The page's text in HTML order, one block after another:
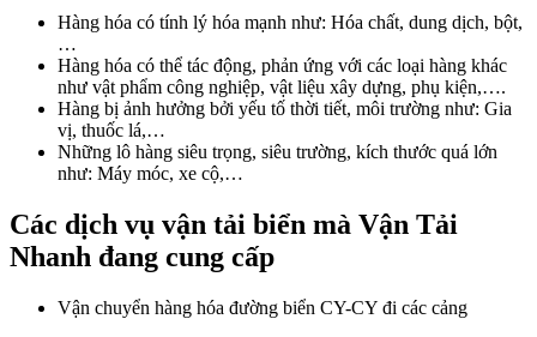
Hàng hóa có tính lý hóa mạnh như: Hóa chất, dung dịch, bột,
…
Hàng hóa có thể tác động, phản ứng với các loại hàng khác
như vật phẩm công nghiệp, vật liệu xây dựng, phụ kiện,….
Hàng bị ảnh hưởng bởi yếu tố thời tiết, môi trường như: Gia
vị, thuốc lá,…
Những lô hàng siêu trọng, siêu trường, kích thước quá lớn
như: Máy móc, xe cộ,…
Các dịch vụ vận tải biển mà Vận Tải
Nhanh đang cung cấp
Vận chuyển hàng hóa đường biển CY-CY đi các cảng